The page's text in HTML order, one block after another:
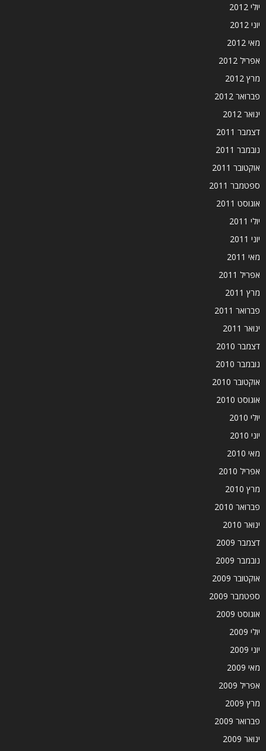
יולי 2012
יוני 2012
מאי 2012
אפריל 2012
מרץ 2012
פברואר 2012
ינואר 2012
דצמבר 2011
נובמבר 2011
אוקטובר 2011
ספטמבר 2011
אוגוסט 2011
יולי 2011
יוני 2011
מאי 2011
אפריל 2011
מרץ 2011
פברואר 2011
ינואר 2011
דצמבר 2010
נובמבר 2010
אוקטובר 2010
אוגוסט 2010
יולי 2010
יוני 2010
מאי 2010
אפריל 2010
מרץ 2010
פברואר 2010
ינואר 2010
דצמבר 2009
נובמבר 2009
אוקטובר 2009
ספטמבר 2009
אוגוסט 2009
יולי 2009
יוני 2009
מאי 2009
אפריל 2009
מרץ 2009
פברואר 2009
ינואר 2009